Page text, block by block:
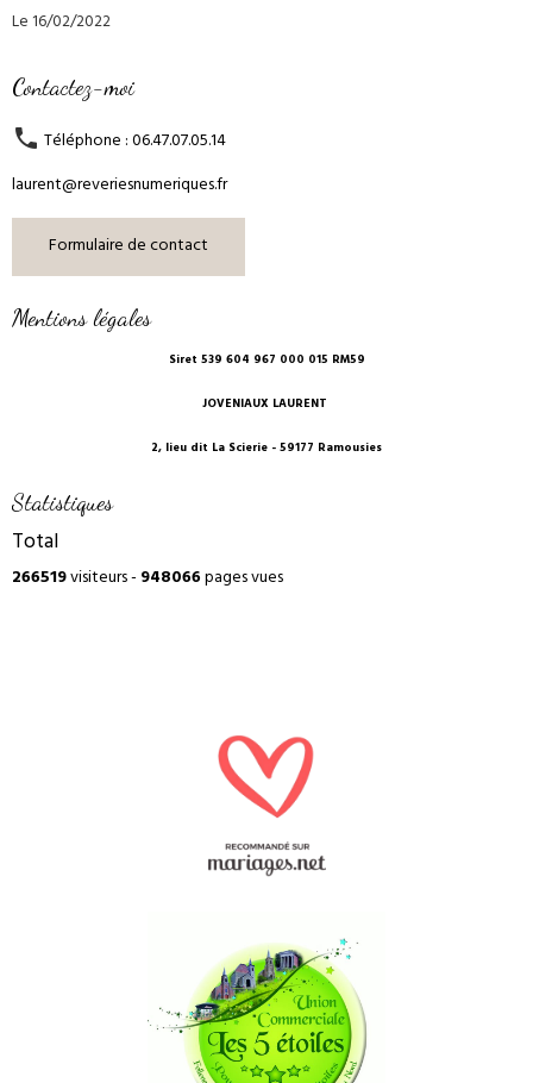
Le 16/02/2022
Contactez-moi
Téléphone : 06.47.07.05.14
laurent@reveriesnumeriques.fr
Formulaire de contact
Mentions légales
Siret 539 604 967 000 015 RM59
JOVENIAUX LAURENT
2, lieu dit La Scierie - 59177 Ramousies
Statistiques
Total
266519visiteurs -948066pages vues